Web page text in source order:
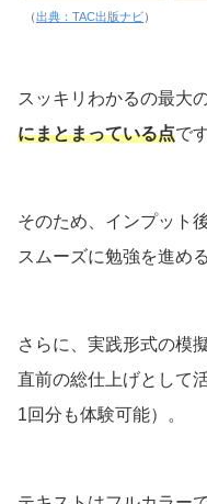
（出典：TAC出版ナビ）
スッキリわかるの最大
にまとまっている点で
そのため、インプット
スムーズに勉強を進め
さらに、実践形式の模
直前の総仕上げとして
1回分も体験可能）。